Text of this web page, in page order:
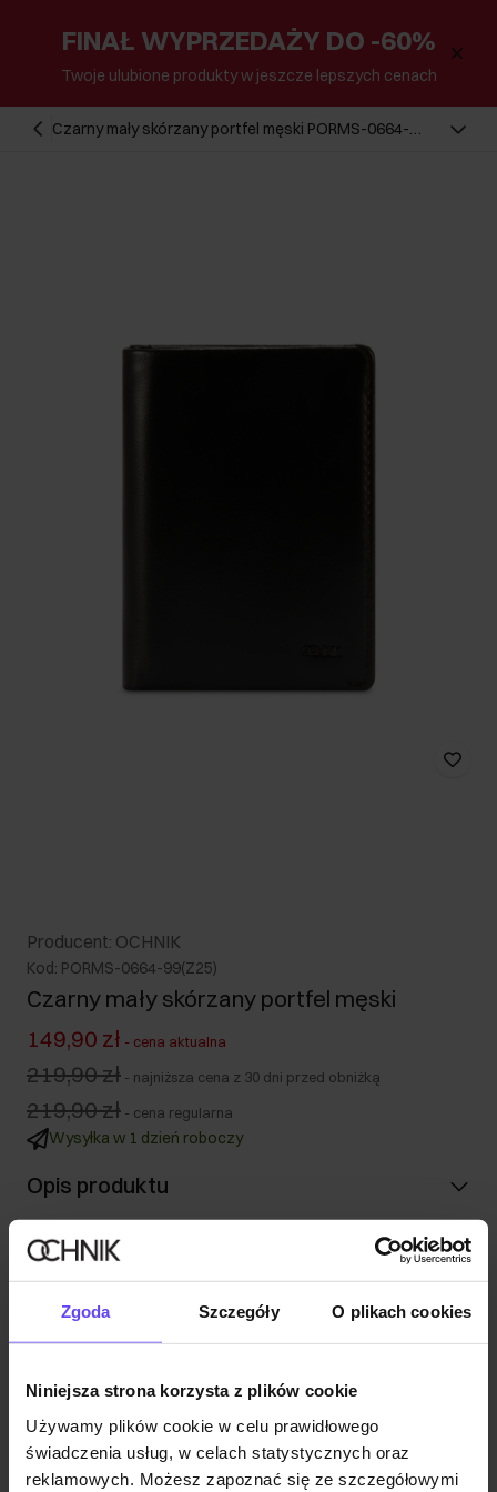
Zgoda Szczegóły O plikach cookies
Niniejsza strona korzysta z plików cookie
Używamy plików cookie w celu prawidłowego
świadczenia usług, w celach statystycznych oraz
reklamowych. Możesz zapoznać się ze szczegółowymi
FINAŁ WYPRZEDAŻY DO -60%
Twoje ulubione produkty w jeszcze lepszych cenach
Czarny mały skórzany portfel męski PORMS-0664-
Producent: OCHNIK
Kod: PORMS-0664-99(Z25)
Czarny mały skórzany portfel męski
149,90 zł - cena aktualna
219,90 zł - najniższa cena z 30 dni przed obniżką
219,90 zł - cena regularna
Wysyłka w 1 dzień roboczy
Opis produktu
Szczegóły
Skład i wymiary
Opinie